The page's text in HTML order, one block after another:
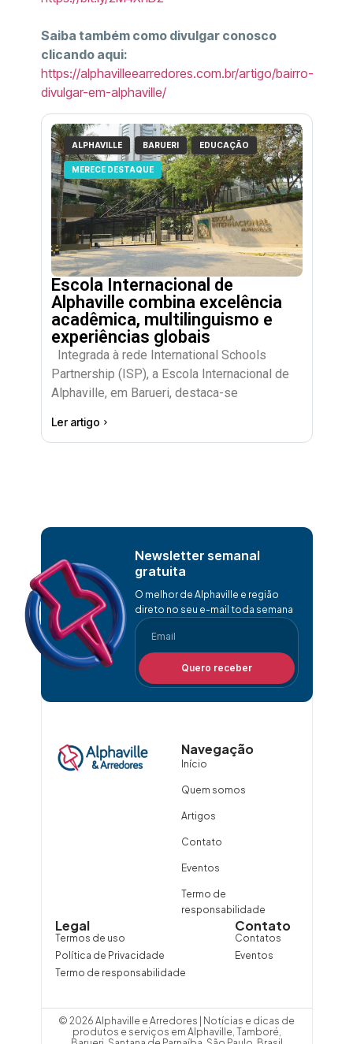
Saiba também como divulgar conosco
clicando aqui:
https://alphavilleearredores.com.br/artigo/bairro-
divulgar-em-alphaville/
ALPHAVILLE BARUERI EDUCAÇÃO
MERECE DESTAQUE
Escola Internacional de
Alphaville combina excelência
acadêmica, multilinguismo e
experiências globais
Integrada à rede International Schools
Partnership (ISP), a Escola Internacional de
Alphaville, em Barueri, destaca-se
Ler artigo
Newsletter semanal
gratuita
O melhor de Alphaville e região
direto no seu e-mail toda semana
Quero receber
Navegação
Início
Quem somos
Artigos
Contato
Eventos
Termo de
responsabilidade
Contato
Contatos
Eventos
Legal
Termos de uso
Política de Privacidade
Termo de responsabilidade
© 2026 Alphaville e Arredores | Notícias e dicas de
produtos e serviços em Alphaville, Tamboré,